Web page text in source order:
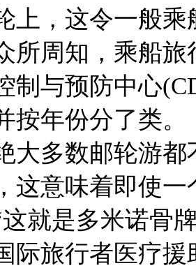
上，这令一般
所周知，乘船
制与预防中心
按年份分了类。
多数邮轮游都
这意味着即使
就是多米诺骨
际旅行者医疗援